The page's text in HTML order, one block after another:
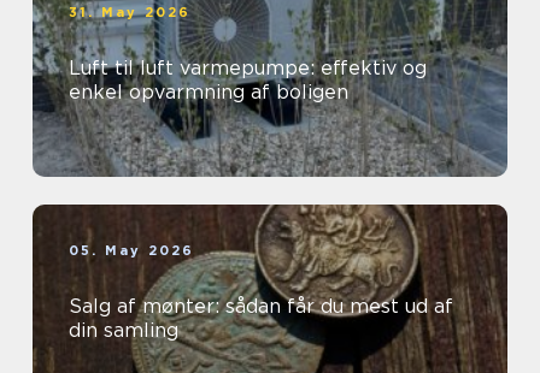
31. May 2026
Luft til luft varmepumpe: effektiv og
enkel opvarmning af boligen
05. May 2026
Salg af mønter: sådan får du mest ud af
din samling